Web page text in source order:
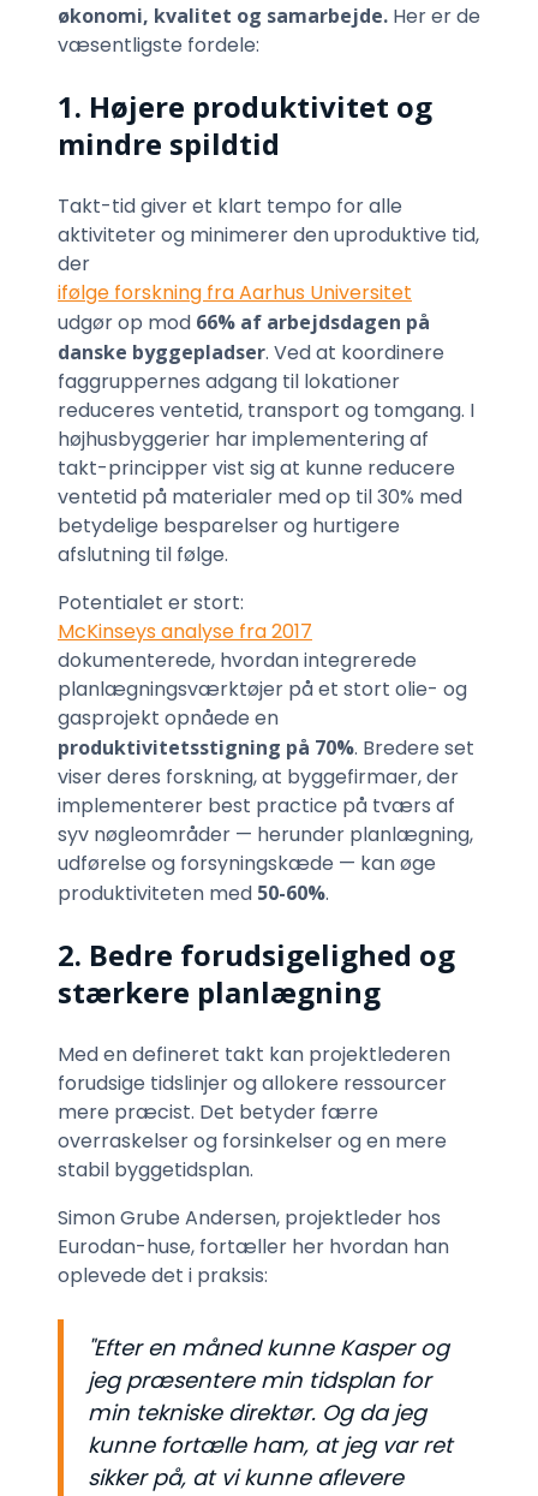
økonomi, kvalitet og samarbejde. Her er de
væsentligste fordele:
1. Højere produktivitet og
mindre spildtid
Takt-tid giver et klart tempo for alle
aktiviteter og minimerer den uproduktive tid,
der
ifølge forskning fra Aarhus Universitet
udgør op mod 66% af arbejdsdagen på
danske byggepladser. Ved at koordinere
faggruppernes adgang til lokationer
reduceres ventetid, transport og tomgang. I
højhusbyggerier har implementering af
takt-principper vist sig at kunne reducere
ventetid på materialer med op til 30% med
betydelige besparelser og hurtigere
afslutning til følge.
Potentialet er stort:
McKinseys analyse fra 2017
dokumenterede, hvordan integrerede
planlægningsværktøjer på et stort olie- og
gasprojekt opnåede en
produktivitetsstigning på 70%. Bredere set
viser deres forskning, at byggefirmaer, der
implementerer best practice på tværs af
syv nøgleområder — herunder planlægning,
udførelse og forsyningskæde — kan øge
produktiviteten med 50-60%.
2. Bedre forudsigelighed og
stærkere planlægning
Med en defineret takt kan projektlederen
forudsige tidslinjer og allokere ressourcer
mere præcist. Det betyder færre
overraskelser og forsinkelser og en mere
stabil byggetidsplan.
Simon Grube Andersen, projektleder hos
Eurodan-huse, fortæller her hvordan han
oplevede det i praksis:
"Efter en måned kunne Kasper og
jeg præsentere min tidsplan for
min tekniske direktør. Og da jeg
kunne fortælle ham, at jeg var ret
sikker på, at vi kunne aflevere